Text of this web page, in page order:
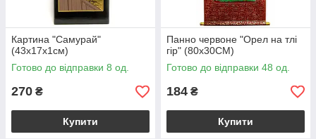
Картина "Самурай"
(43х17х1см)
Готово до відправки 8 од.
270 ₴
Купити
Панно червоне "Орел на тлі
гір" (80х30CM)
Готово до відправки 48 од.
184 ₴
Купити